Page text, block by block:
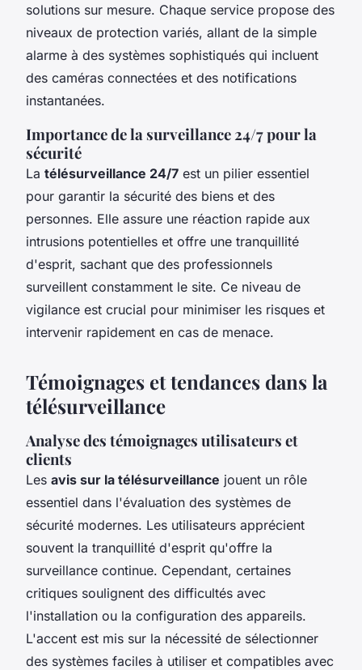
solutions sur mesure. Chaque service propose des
niveaux de protection variés, allant de la simple
alarme à des systèmes sophistiqués qui incluent
des caméras connectées et des notifications
instantanées.
Importance de la surveillance 24/7 pour la
sécurité
La télésurveillance 24/7 est un pilier essentiel
pour garantir la sécurité des biens et des
personnes. Elle assure une réaction rapide aux
intrusions potentielles et offre une tranquillité
d'esprit, sachant que des professionnels
surveillent constamment le site. Ce niveau de
vigilance est crucial pour minimiser les risques et
intervenir rapidement en cas de menace.
Témoignages et tendances dans la
télésurveillance
Analyse des témoignages utilisateurs et
clients
Les avis sur la télésurveillance jouent un rôle
essentiel dans l'évaluation des systèmes de
sécurité modernes. Les utilisateurs apprécient
souvent la tranquillité d'esprit qu'offre la
surveillance continue. Cependant, certaines
critiques soulignent des difficultés avec
l'installation ou la configuration des appareils.
L'accent est mis sur la nécessité de sélectionner
des systèmes faciles à utiliser et compatibles avec